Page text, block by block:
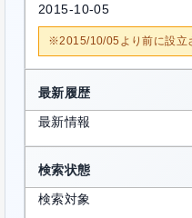
2015-10-05
※2015/10/05より前に設立
最新履歴
最新情報
検索状態
検索対象